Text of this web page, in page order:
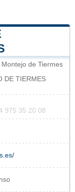
de Tiermes
DE TIERMES
975 35 20 08